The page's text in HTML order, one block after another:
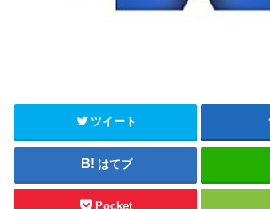
ツイート
はてブ
Pocket